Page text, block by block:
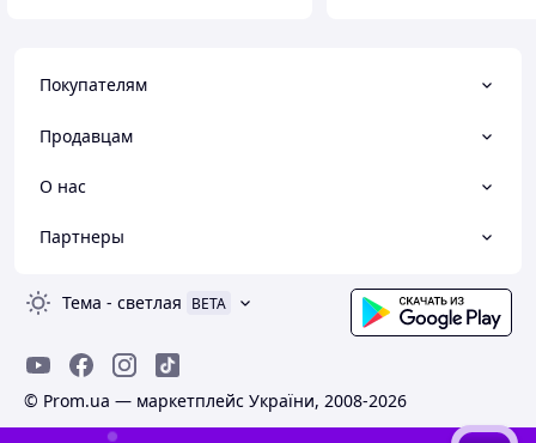
Покупателям
Продавцам
О нас
Партнеры
Тема - светлая BETA
© Prom.ua — маркетплейс України, 2008-2026